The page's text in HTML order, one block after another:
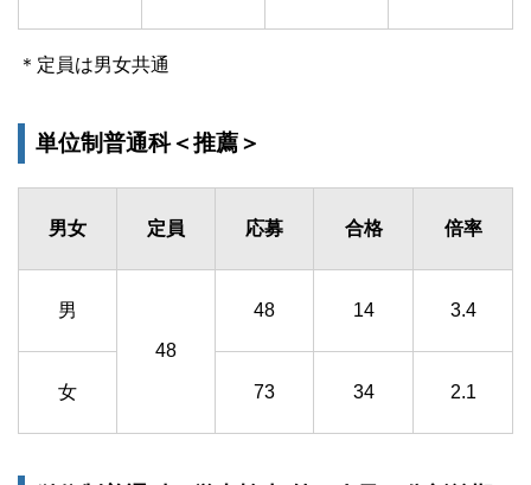
＊定員は男女共通
単位制普通科＜推薦＞
男女 定員 応募 合格 倍率
男
48
48 14 3.4
女 73 34 2.1